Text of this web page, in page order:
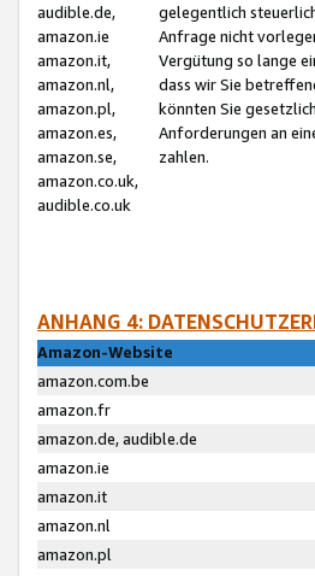
audible.de,
amazon.ie
amazon.it,
amazon.nl,
amazon.pl,
amazon.es,
amazon.se,
amazon.co.uk,
audible.co.uk
gelegentlich
Anfrage nicht
Vergütung so lange
dass wir Sie
könnten Sie
Anforderungen an
zahlen.
ANHANG 4:
Amazon-Website
amazon.com.be
amazon.fr
amazon.de, audible.de
amazon.ie
amazon.it
amazon.nl
amazon.pl